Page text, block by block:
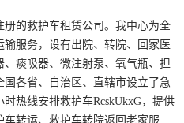
的救护车租赁公司。我中心为全
服务，设有出院、转院、回家医
痰吸器、微注射泵、氧气瓶、担
各省、自治区、直辖市设立了急
热线安排救护车RcskUkxG，提供
车转运、救护车转院返回老家服